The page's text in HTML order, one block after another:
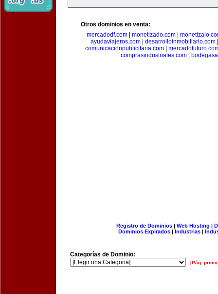
Otros dominios en venta:
mercadodf.com| monetizado.com|
ayudaviajeros.com
desarrolloinmobiliario.com
comunicacionpublicitaria.com|
comprasindustriales.com|
Registro de Dominios| Web Hosting |
Dominios Expirados | Industrias |
Categorías de Dominio:
[Pág.